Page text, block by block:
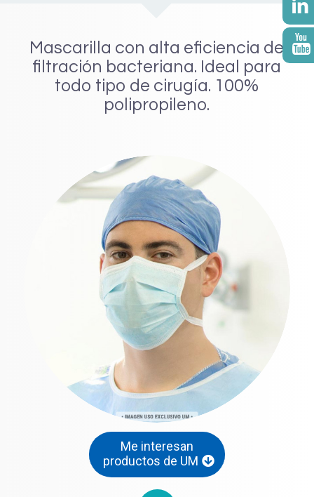
Mascarilla con alta eficiencia de
filtración bacteriana. Ideal para
todo tipo de cirugía. 100%
polipropileno.
Me interesan
productos de UM